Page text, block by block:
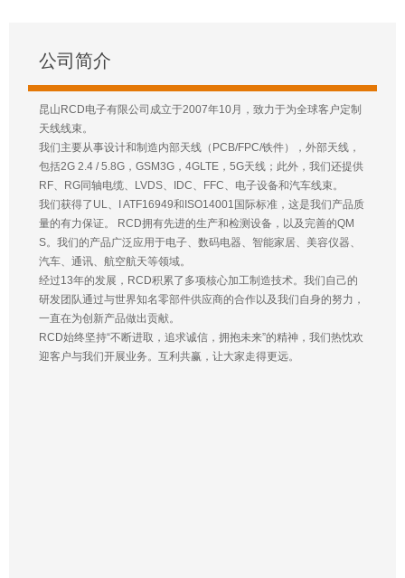
公司简介
昆山RCD电子有限公司成立于2007年10月，致力于为全球客户定制
天线线束。
我们主要从事设计和制造内部天线（PCB/FPC/铁件），外部天线，
包括2G 2.4 / 5.8G，GSM3G，4GLTE，5G天线；此外，我们还提供
RF、RG同轴电缆、LVDS、IDC、FFC、电子设备和汽车线束。
我们获得了UL、I ATF16949和ISO14001国际标准，这是我们产品质
量的有力保证。 RCD拥有先进的生产和检测设备，以及完善的QM
S。我们的产品广泛应用于电子、数码电器、智能家居、美容仪器、
汽车、通讯、航空航天等领域。
经过13年的发展，RCD积累了多项核心加工制造技术。我们自己的
研发团队通过与世界知名零部件供应商的合作以及我们自身的努力，
一直在为创新产品做出贡献。
RCD始终坚持“不断进取，追求诚信，拥抱未来”的精神，我们热忱欢
迎客户与我们开展业务。互利共赢，让大家走得更远。